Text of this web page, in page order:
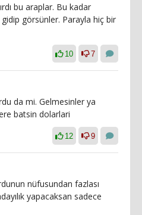
bu araplar. Bu kadar
görsünler. Parayla hiç bir
10 7
da mi. Gelmesinler ya
batsin dolarlari
12 9
nüfusundan fazlası
yapacaksan sadece